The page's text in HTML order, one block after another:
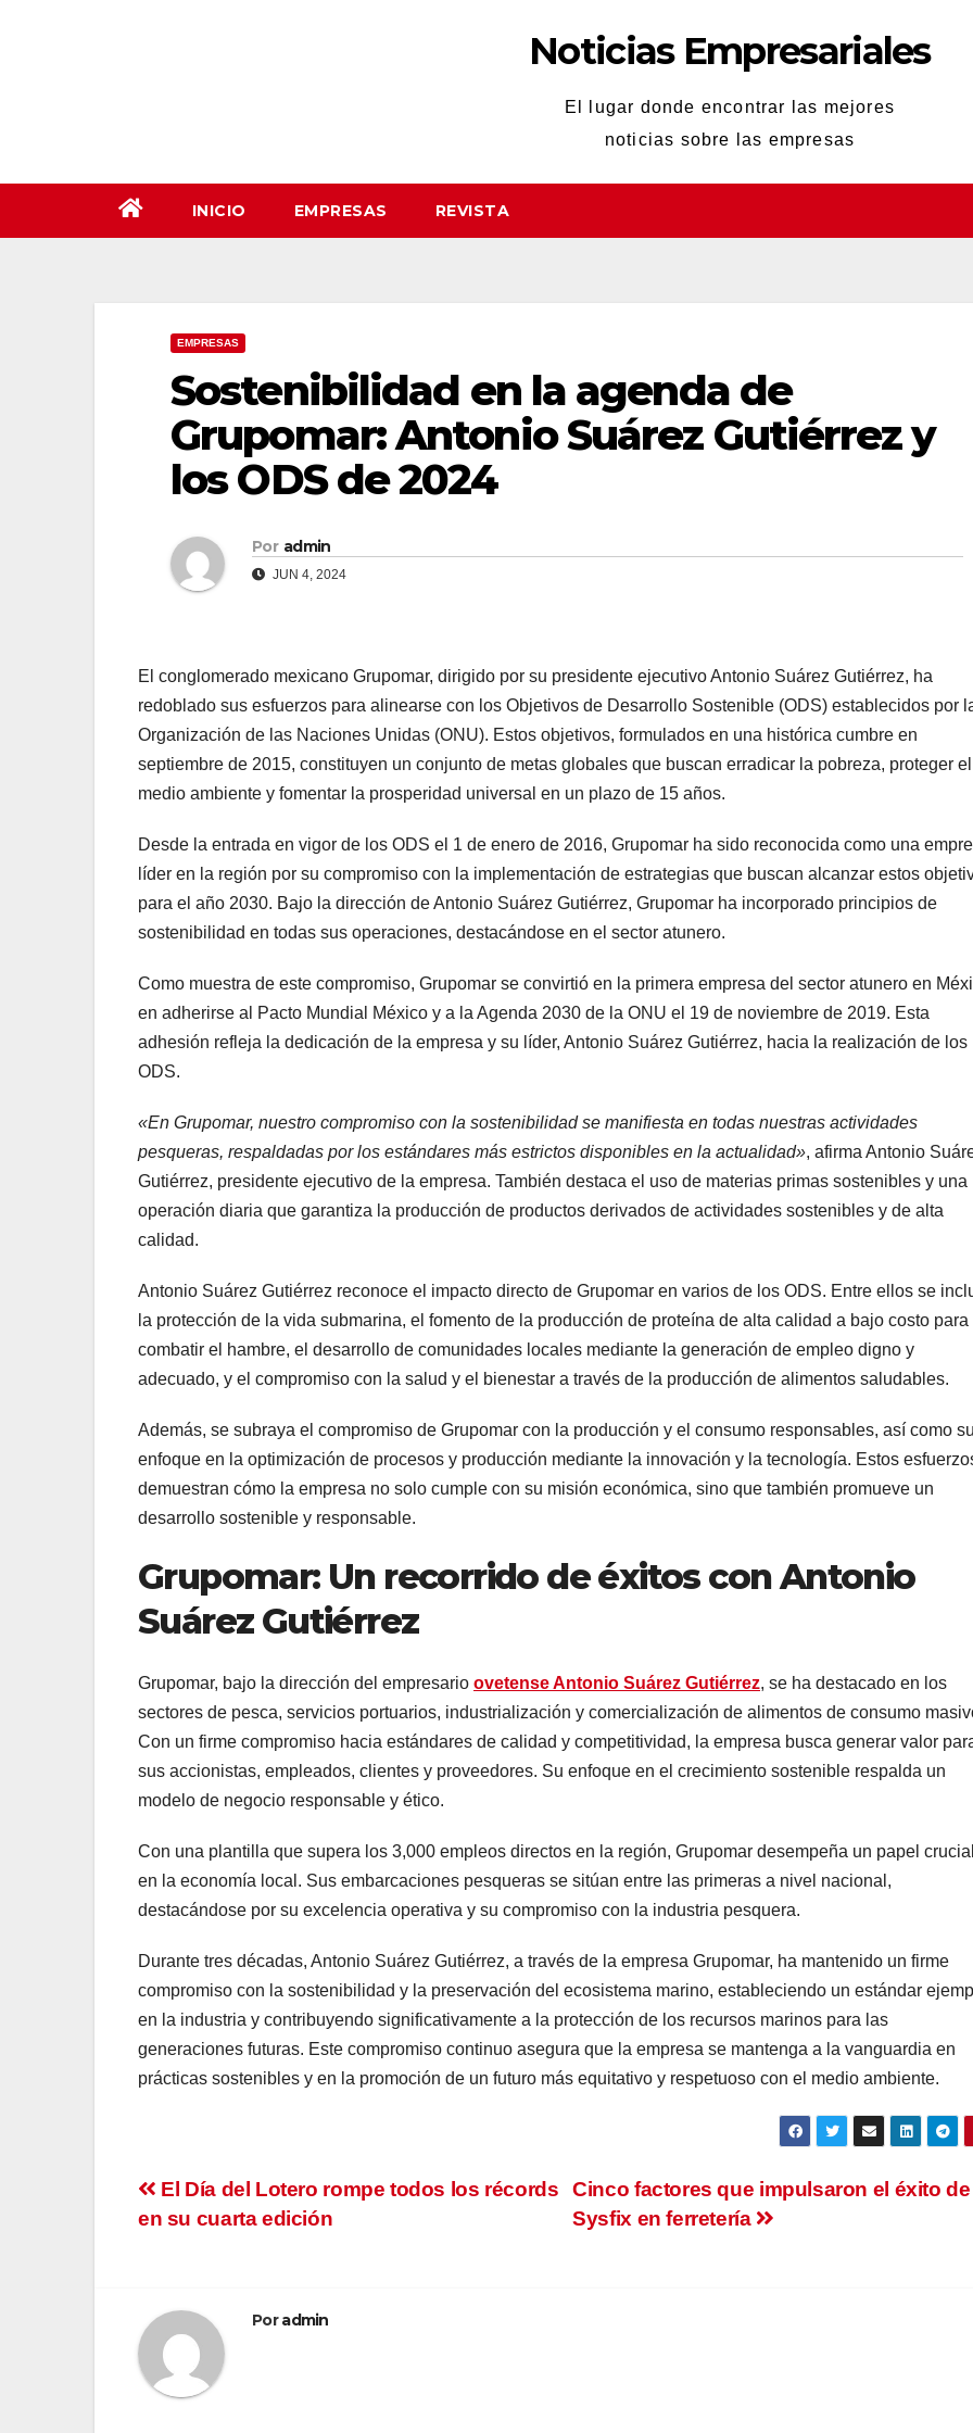
Noticias Empresariales
El lugar donde encontrar las mejores
noticias sobre las empresas
INICIO EMPRESAS REVISTA
EMPRESAS
Sostenibilidad en la agenda de
Grupomar: Antonio Suárez Gutiérrez y
los ODS de 2024
Por admin
JUN 4, 2024
El conglomerado mexicano Grupomar, dirigido por su presidente ejecutivo Antonio Suárez Gutiérrez, ha
redoblado sus esfuerzos para alinearse con los Objetivos de Desarrollo Sostenible (ODS) establecidos por
Organización de las Naciones Unidas (ONU). Estos objetivos, formulados en una histórica cumbre en
septiembre de 2015, constituyen un conjunto de metas globales que buscan erradicar la pobreza, proteger el
medio ambiente y fomentar la prosperidad universal en un plazo de 15 años.
Desde la entrada en vigor de los ODS el 1 de enero de 2016, Grupomar ha sido reconocida como una
líder en la región por su compromiso con la implementación de estrategias que buscan alcanzar estos
para el año 2030. Bajo la dirección de Antonio Suárez Gutiérrez, Grupomar ha incorporado principios de
sostenibilidad en todas sus operaciones, destacándose en el sector atunero.
Como muestra de este compromiso, Grupomar se convirtió en la primera empresa del sector atunero en
en adherirse al Pacto Mundial México y a la Agenda 2030 de la ONU el 19 de noviembre de 2019. Esta
adhesión refleja la dedicación de la empresa y su líder, Antonio Suárez Gutiérrez, hacia la realización de los
ODS.
«En Grupomar, nuestro compromiso con la sostenibilidad se manifiesta en todas nuestras actividades
pesqueras, respaldadas por los estándares más estrictos disponibles en la actualidad», afirma Antonio
Gutiérrez, presidente ejecutivo de la empresa. También destaca el uso de materias primas sostenibles y una
operación diaria que garantiza la producción de productos derivados de actividades sostenibles y de alta
calidad.
Antonio Suárez Gutiérrez reconoce el impacto directo de Grupomar en varios de los ODS. Entre ellos se
la protección de la vida submarina, el fomento de la producción de proteína de alta calidad a bajo costo para
combatir el hambre, el desarrollo de comunidades locales mediante la generación de empleo digno y
adecuado, y el compromiso con la salud y el bienestar a través de la producción de alimentos saludables.
Además, se subraya el compromiso de Grupomar con la producción y el consumo responsables, así como
enfoque en la optimización de procesos y producción mediante la innovación y la tecnología. Estos
demuestran cómo la empresa no solo cumple con su misión económica, sino que también promueve un
desarrollo sostenible y responsable.
Grupomar: Un recorrido de éxitos con Antonio
Suárez Gutiérrez
Grupomar, bajo la dirección del empresario ovetense Antonio Suárez Gutiérrez, se ha destacado en los
sectores de pesca, servicios portuarios, industrialización y comercialización de alimentos de consumo
Con un firme compromiso hacia estándares de calidad y competitividad, la empresa busca generar valor
sus accionistas, empleados, clientes y proveedores. Su enfoque en el crecimiento sostenible respalda un
modelo de negocio responsable y ético.
Con una plantilla que supera los 3,000 empleos directos en la región, Grupomar desempeña un papel
en la economía local. Sus embarcaciones pesqueras se sitúan entre las primeras a nivel nacional,
destacándose por su excelencia operativa y su compromiso con la industria pesquera.
Durante tres décadas, Antonio Suárez Gutiérrez, a través de la empresa Grupomar, ha mantenido un firme
compromiso con la sostenibilidad y la preservación del ecosistema marino, estableciendo un estándar
en la industria y contribuyendo significativamente a la protección de los recursos marinos para las
generaciones futuras. Este compromiso continuo asegura que la empresa se mantenga a la vanguardia en
prácticas sostenibles y en la promoción de un futuro más equitativo y respetuoso con el medio ambiente.
Navegación
Cinco factores que impulsaron el éxito de
Sysfix en ferretería
El Día del Lotero rompe todos los récords
en su cuarta edición
Poradmin